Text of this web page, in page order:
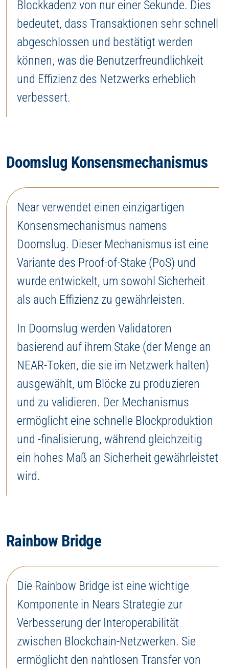
Blockkadenz von nur einer Sekunde. Dies
bedeutet, dass Transaktionen sehr schnell
abgeschlossen und bestätigt werden
können, was die Benutzerfreundlichkeit
und Effizienz des Netzwerks erheblich
verbessert.
Doomslug Konsensmechanismus
Near verwendet einen einzigartigen
Konsensmechanismus namens
Doomslug. Dieser Mechanismus ist eine
Variante des Proof-of-Stake (PoS) und
wurde entwickelt, um sowohl Sicherheit
als auch Effizienz zu gewährleisten.
In Doomslug werden Validatoren
basierend auf ihrem Stake (der Menge an
NEAR-Token, die sie im Netzwerk halten)
ausgewählt, um Blöcke zu produzieren
und zu validieren. Der Mechanismus
ermöglicht eine schnelle Blockproduktion
und -finalisierung, während gleichzeitig
ein hohes Maß an Sicherheit gewährleistet
wird.
Rainbow Bridge
Die Rainbow Bridge ist eine wichtige
Komponente in Nears Strategie zur
Verbesserung der Interoperabilität
zwischen Blockchain-Netzwerken. Sie
ermöglicht den nahtlosen Transfer von